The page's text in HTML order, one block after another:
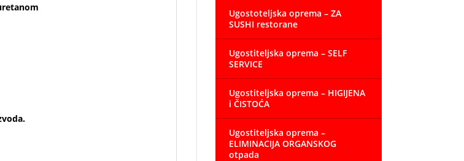
Ugostoteljska oprema – ZA
SUSHI restorane
Ugostiteljska oprema – SELF
SERVICE
Ugostiteljska oprema – HIGIJENA
i ČISTOĆA
Ugostiteljska oprema –
ELIMINACIJA ORGANSKOG
otpada